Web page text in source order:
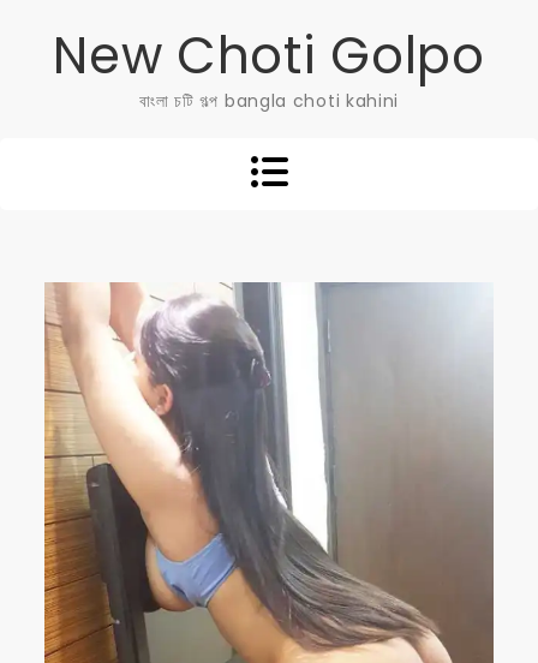
New Choti Golpo
বাংলা চটি গল্প bangla choti kahini